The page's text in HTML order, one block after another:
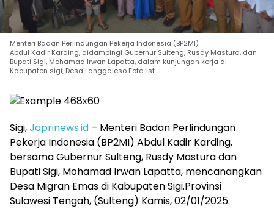
Menteri Badan Perlindungan Pekerja Indonesia (BP2MI)
Abdul Kadir Karding, didampingi Gubernur Sulteng, Rusdy Mastura, dan
Bupati Sigi, Mohamad Irwan Lapatta, dalam kunjungan kerja di
Kabupaten sigi, Desa Langgaleso Foto :Ist
Sigi,Japrinews.id – Menteri Badan Perlindungan
Pekerja Indonesia (BP2MI) Abdul Kadir Karding,
bersama Gubernur Sulteng, Rusdy Mastura dan
Bupati Sigi, Mohamad Irwan Lapatta, mencanangkan
Desa Migran Emas di Kabupaten Sigi.Provinsi
Sulawesi Tengah, (Sulteng) Kamis, 02/01/2025.